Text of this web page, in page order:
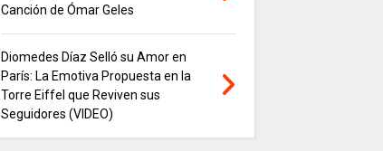
Canción de Ómar Geles
Diomedes Díaz Selló su Amor en
París: La Emotiva Propuesta en la
Torre Eiffel que Reviven sus
Seguidores (VIDEO)